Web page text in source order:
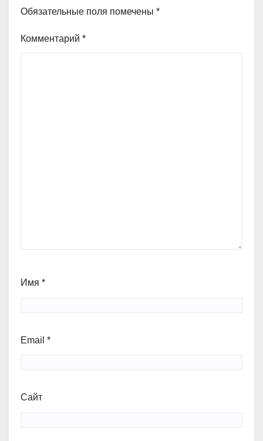
Обязательные поля помечены *
Комментарий *
Имя *
Email *
Сайт